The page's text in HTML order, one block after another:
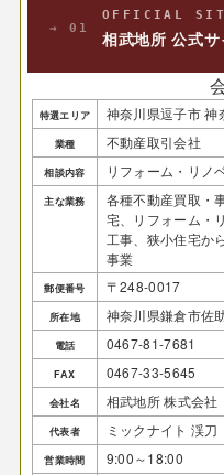
→ 01
OFFICIAL
相武地所 公式サ
特選エリア 神奈川県逗子市 神
業種 不動産取引会社
相談内容 リフォーム・リノ
主な業務
各種不動産買取・
宅、リフォーム・
工事、狭小住宅か
事業
郵便番号 〒248-0017
所在地 神奈川県鎌倉市佐
電話 0467-81-7681
FAX 0467-33-5645
会社名 相武地所 株式会社
代表者 ミックナイト 渓刀
営業時間 9:00～18:00